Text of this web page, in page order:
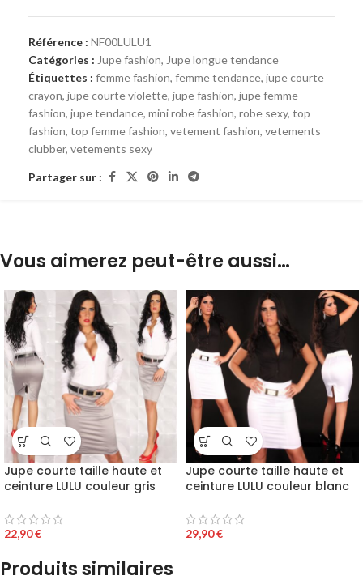
Référence : NF00LULU1
Catégories : Jupe fashion, Jupe longue tendance
Étiquettes : femme fashion, femme tendance, jupe courte
crayon, jupe courte violette, jupe fashion, jupe femme
fashion, jupe tendance, mini robe fashion, robe sexy, top
fashion, top femme fashion, vetement fashion, vetements
clubber, vetements sexy
Partager sur :
Vous aimerez peut-être aussi…
Jupe courte taille haute et
ceinture LULU couleur gris
22,90€
Jupe courte taille haute et
ceinture LULU couleur blanc
29,90€
Produits similaires